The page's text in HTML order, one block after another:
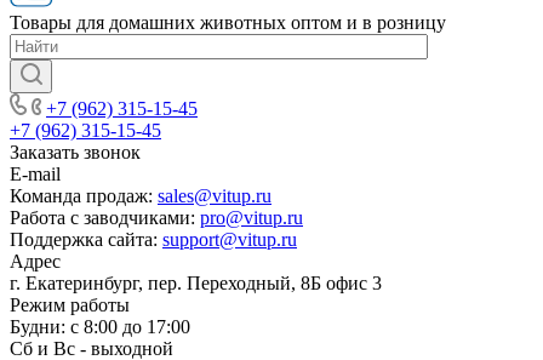
Товары для домашних животных оптом и в розницу
+7 (962) 315-15-45
+7 (962) 315-15-45
Заказать звонок
E-mail
Команда продаж: sales@vitup.ru
Работа с заводчиками: pro@vitup.ru
Поддержка сайта: support@vitup.ru
Адрес
г. Екатеринбург, пер. Переходный, 8Б офис 3
Режим работы
Будни: с 8:00 до 17:00
Сб и Вс - выходной